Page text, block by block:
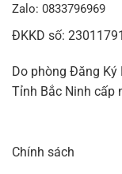
Zalo: 0833796969
ĐKKD số:
Do phòng Đăng Ký
Tỉnh Bắc Ninh cấp
Chính sách